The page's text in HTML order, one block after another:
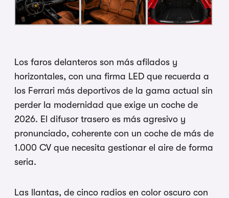
Los faros delanteros son más afilados y
horizontales, con una firma LED que recuerda a
los Ferrari más deportivos de la gama actual sin
perder la modernidad que exige un coche de
2026. El difusor trasero es más agresivo y
pronunciado, coherente con un coche de más de
1.000 CV que necesita gestionar el aire de forma
seria.
Las llantas, de cinco radios en color oscuro con